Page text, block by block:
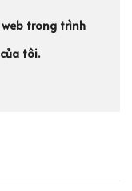
trong trình
tôi.